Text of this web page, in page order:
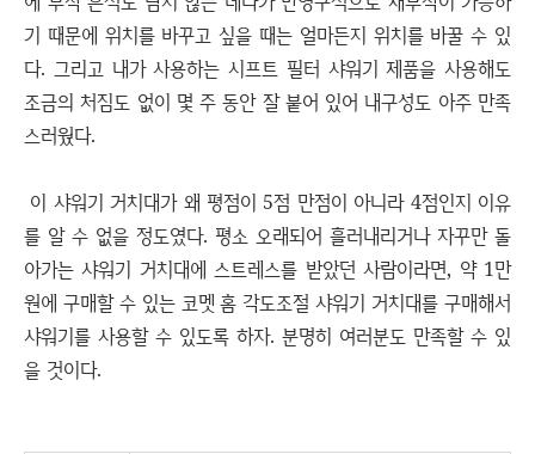
기 때문에 위치를 바꾸고 싶을 때는 얼마든지 위치를 바꿀 수 있
다. 그리고 내가 사용하는 시프트 필터 샤워기 제품을 사용해도
조금의 처짐도 없이 몇 주 동안 잘 붙어 있어 내구성도 아주 만족
스러웠다.
이 샤워기 거치대가 왜 평점이 5점 만점이 아니라 4점인지 이유
를 알 수 없을 정도였다. 평소 오래되어 흘러내리거나 자꾸만 돌
아가는 샤워기 거치대에 스트레스를 받았던 사람이라면, 약 1만
원에 구매할 수 있는 코멧 홈 각도조절 샤워기 거치대를 구매해서
샤워기를 사용할 수 있도록 하자. 분명히 여러분도 만족할 수 있
을 것이다.